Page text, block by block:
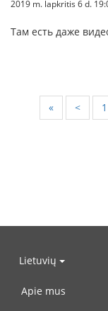
2019 m. lapkritis 6 d.
Там есть даже
« < 1
Lietuvių
Apie mus